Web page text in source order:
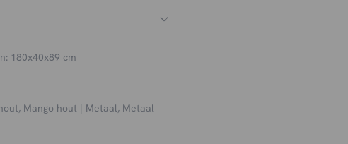
180x40x89 cm
Mango hout | Metaal, Metaal